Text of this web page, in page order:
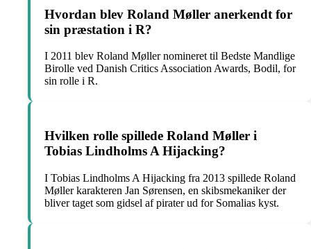
Hvordan blev Roland Møller anerkendt for
sin præstation i R?
I 2011 blev Roland Møller nomineret til Bedste Mandlige
Birolle ved Danish Critics Association Awards, Bodil, for
sin rolle i R.
Hvilken rolle spillede Roland Møller i
Tobias Lindholms A Hijacking?
I Tobias Lindholms A Hijacking fra 2013 spillede Roland
Møller karakteren Jan Sørensen, en skibsmekaniker der
bliver taget som gidsel af pirater ud for Somalias kyst.